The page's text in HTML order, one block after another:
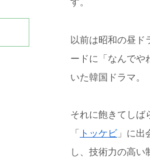
以前は昭和の昼ド
ードに「なんでや
いた韓国ドラマ。
それに飽きてしば
「 トッケビ 」に
し、技術力の高い